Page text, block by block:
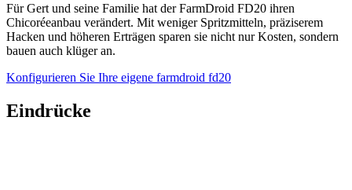
Für Gert und seine Familie hat der FarmDroid FD20 ihren
Chicoréeanbau verändert. Mit weniger Spritzmitteln, präziserem
Hacken und höheren Erträgen sparen sie nicht nur Kosten, sondern
bauen auch klüger an.
Konfigurieren Sie Ihre eigene farmdroid fd20
Eindrücke